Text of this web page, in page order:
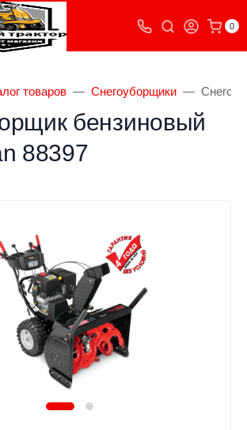
0
товаров Снегоуборщики
бензиновый
88397